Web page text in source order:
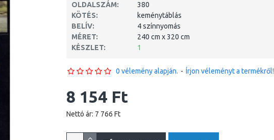
OLDALSZÁM:
380
KÖTÉS:
keménytáblás
BELÍV:
4 színnyomás
MÉRET:
240 cm x 320 cm
KÉSZLET:
1
0 vélemény alapján. - Írjon véleményt a termékről!
8 154 Ft
Nettó ár: 7 766 Ft